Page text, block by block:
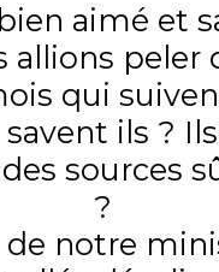
aimé et
allions peler
qui
savent ils ?
sources
?
notre